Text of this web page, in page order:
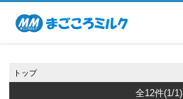
トップ
全12件(1/1)